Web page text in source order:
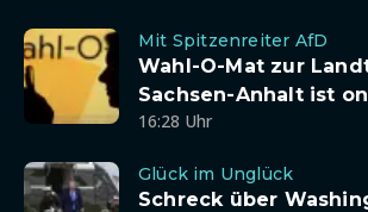
Mit Spitzenreiter AfD
Wahl-O-Mat zur
Sachsen-Anhalt ist
16:28 Uhr
Glück im Unglück
Schreck über